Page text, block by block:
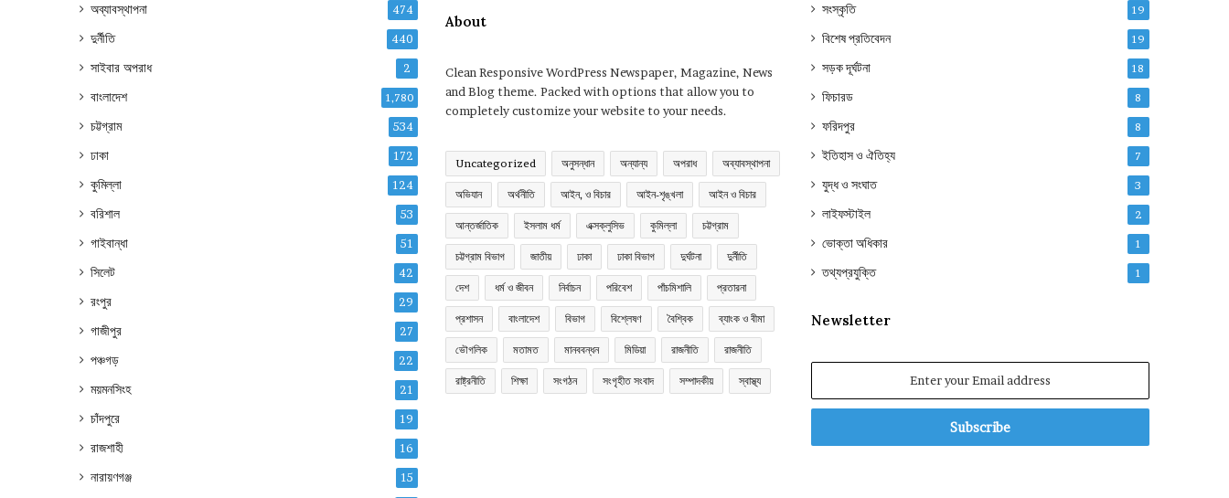
অব্যাবস্থাপনা 474
দুর্নীতি 440
সাইবার অপরাধ 2
বাংলাদেশ 1,780
চট্টগ্রাম 534
ঢাকা 172
কুমিল্লা 124
বরিশাল 53
গাইবান্ধা 51
সিলেট 42
রংপুর 29
গাজীপুর 27
পঞ্চগড় 22
ময়মনসিংহ 21
চাঁদপুরে 19
রাজশাহী 16
নারায়ণগঞ্জ 15
About
Clean Responsive WordPress Newspaper, Magazine, News
and Blog theme. Packed with options that allow you to
completely customize your website to your needs.
Uncategorized অনুসন্ধান অন্যান্য অপরাধ অব্যাবস্থাপনা
অভিযান অর্থনীতি আইন, ও বিচার আইন-শৃঙ্খলা আইন ও বিচার
আন্তর্জাতিক ইসলাম ধর্ম এক্সক্লুসিভ কুমিল্লা চট্টগ্রাম
চট্টগ্রাম বিভাগ জাতীয় ঢাকা ঢাকা বিভাগ দুর্ঘটনা দুর্নীতি
দেশ ধর্ম ও জীবন নির্বাচন পরিবেশ পাঁচমিশালি প্রতারনা
প্রশাসন বাংলাদেশ বিভাগ বিশ্লেষণ বৈশ্বিক ব্যাংক ও বীমা
ভৌগলিক মতামত মানববন্ধন মিডিয়া রাজনীতি রাজনীতি
রাষ্ট্রনীতি শিক্ষা সংগঠন সংগৃহীত সংবাদ সম্পাদকীয় স্বাস্থ্য
সংস্কৃতি 19
বিশেষ প্রতিবেদন 19
সড়ক দূর্ঘটনা 18
ফিচারড 8
ফরিদপুর 8
ইতিহাস ও ঐতিহ্য 7
যুদ্ধ ও সংঘাত 3
লাইফস্টাইল 2
ভোক্তা অধিকার 1
তথ্যপ্রযুক্তি 1
Newsletter
Email